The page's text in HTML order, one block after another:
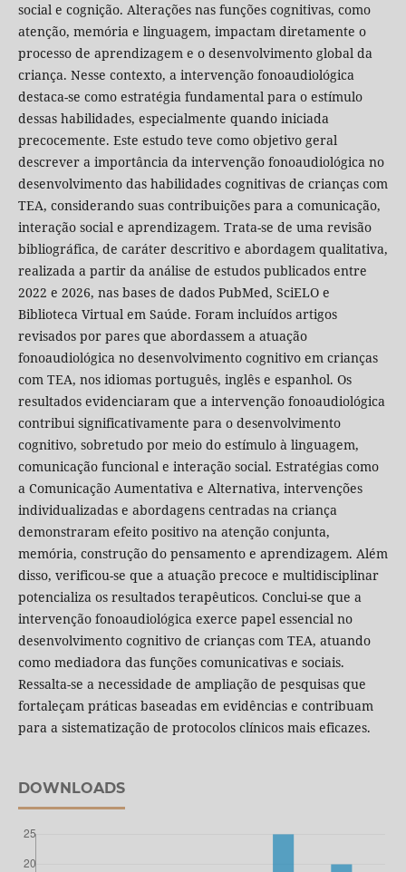
social e cognição. Alterações nas funções cognitivas, como
atenção, memória e linguagem, impactam diretamente o
processo de aprendizagem e o desenvolvimento global da
criança. Nesse contexto, a intervenção fonoaudiológica
destaca-se como estratégia fundamental para o estímulo
dessas habilidades, especialmente quando iniciada
precocemente. Este estudo teve como objetivo geral
descrever a importância da intervenção fonoaudiológica no
desenvolvimento das habilidades cognitivas de crianças com
TEA, considerando suas contribuições para a comunicação,
interação social e aprendizagem. Trata-se de uma revisão
bibliográfica, de caráter descritivo e abordagem qualitativa,
realizada a partir da análise de estudos publicados entre
2022 e 2026, nas bases de dados PubMed, SciELO e
Biblioteca Virtual em Saúde. Foram incluídos artigos
revisados por pares que abordassem a atuação
fonoaudiológica no desenvolvimento cognitivo em crianças
com TEA, nos idiomas português, inglês e espanhol. Os
resultados evidenciaram que a intervenção fonoaudiológica
contribui significativamente para o desenvolvimento
cognitivo, sobretudo por meio do estímulo à linguagem,
comunicação funcional e interação social. Estratégias como
a Comunicação Aumentativa e Alternativa, intervenções
individualizadas e abordagens centradas na criança
demonstraram efeito positivo na atenção conjunta,
memória, construção do pensamento e aprendizagem. Além
disso, verificou-se que a atuação precoce e multidisciplinar
potencializa os resultados terapêuticos. Conclui-se que a
intervenção fonoaudiológica exerce papel essencial no
desenvolvimento cognitivo de crianças com TEA, atuando
como mediadora das funções comunicativas e sociais.
Ressalta-se a necessidade de ampliação de pesquisas que
fortaleçam práticas baseadas em evidências e contribuam
para a sistematização de protocolos clínicos mais eficazes.
DOWNLOADS